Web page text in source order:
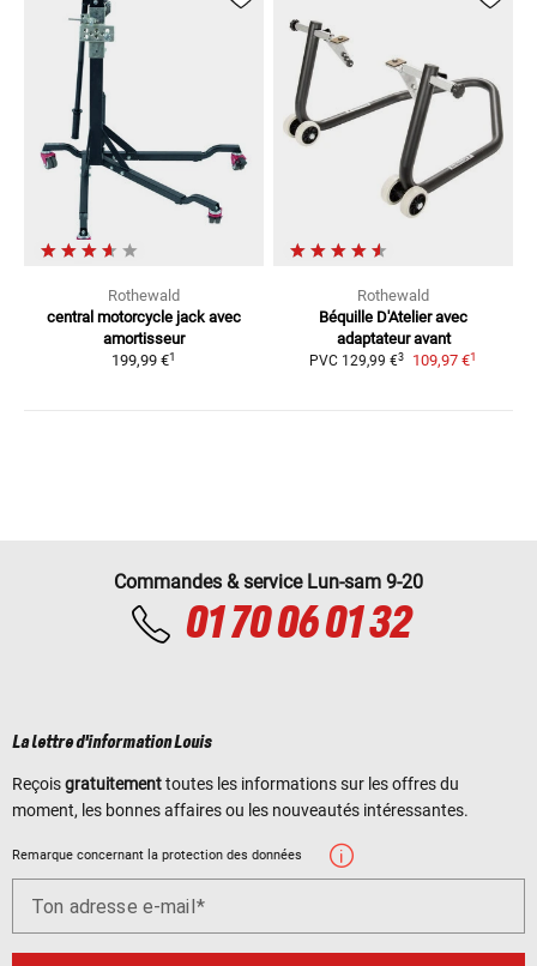
Rothewald
central motorcycle jack avec
amortisseur
199,99 €1
Rothewald
Béquille D'Atelier avec
adaptateur avant
PVC 129,99 €3 109,97 €1
Commandes & service Lun-sam 9-20
01 70 06 01 32
La lettre d'information Louis
Reçoisgratuitementtoutes les informations sur les offres du
moment, les bonnes affaires ou les nouveautés intéressantes.
Remarque concernant la protection des données
Ton adresse e-mail